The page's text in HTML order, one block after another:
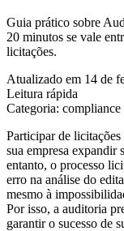
Guia prático sobre
20 minutos se vale
licitações.
Atualizado em 14 de
Leitura rápida
Categoria: compliance
Participar de
sua empresa expandir
entanto, o processo
erro na análise do
mesmo à
Por isso, a auditoria
garantir o sucesso de